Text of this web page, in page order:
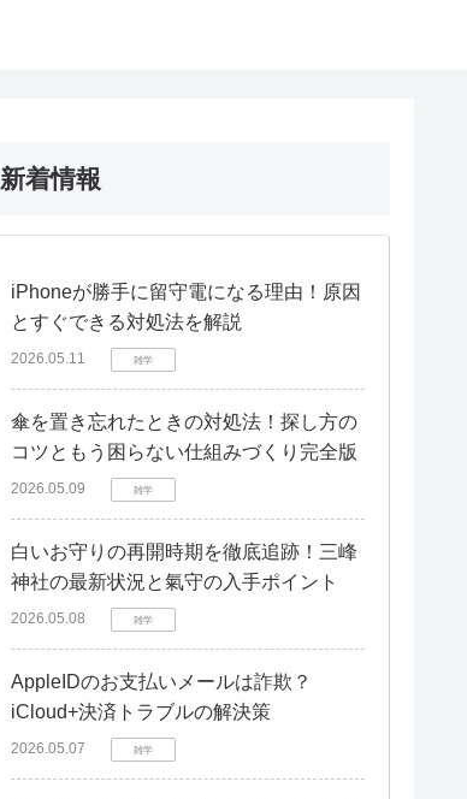
新着情報
iPhoneが勝手に留守電になる理由！原因
とすぐできる対処法を解説
2026.05.11 雑学
傘を置き忘れたときの対処法！探し方の
コツともう困らない仕組みづくり完全版
2026.05.09 雑学
白いお守りの再開時期を徹底追跡！三峰
神社の最新状況と氣守の入手ポイント
2026.05.08 雑学
AppleIDのお支払いメールは詐欺？
iCloud+決済トラブルの解決策
2026.05.07 雑学